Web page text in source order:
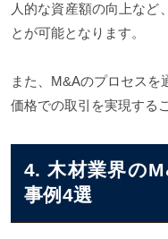
人的な資産額の向上など
とが可能となります。
また、M&Aのプロセス
価格での取引を実現する
4. 木材業界の
事例4選